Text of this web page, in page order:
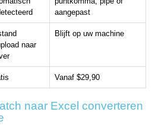
aangepast
naar
Blijft op uw machine
Vanaf $29,90
naar Excel converteren